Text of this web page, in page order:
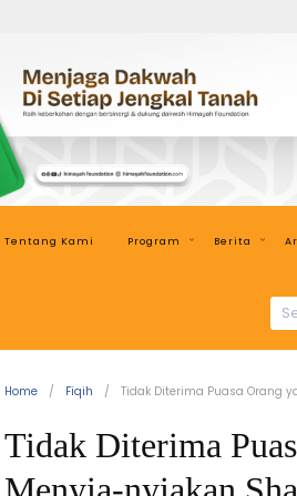
Himayah
Foundation
Menjaga
Dakwah
di
Setiap
Jengkal
Tentang Kami Program Berita
Home Fiqih Tidak Diterima Puasa Orang
Tidak Diterima